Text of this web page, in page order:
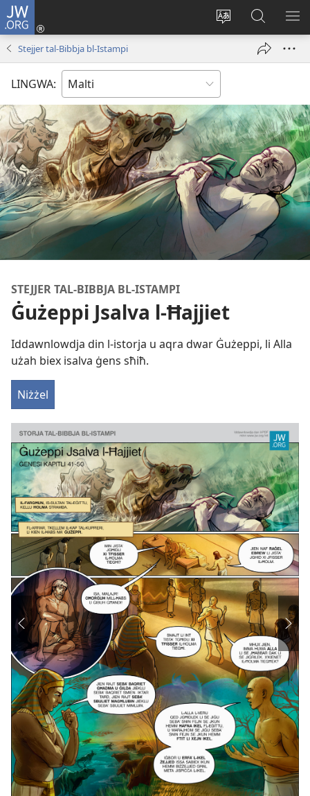
JW.ORG
Biddel
lingwa
Illoggja
(opens
Fittex
f’JW.ORG
Stejjer tal-Bibbja bl-Istampi
LINGWA:
STEJJER TAL-BIBBJA BL-ISTAMPI
Ġużeppi Jsalva l-Ħajjiet
Iddawnlowdja din l-istorja u aqra dwar Ġużeppi, li Alla
użah biex isalva ġens sħiħ.
Niżżel